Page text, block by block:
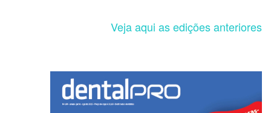
Veja aqui as edições anteriores